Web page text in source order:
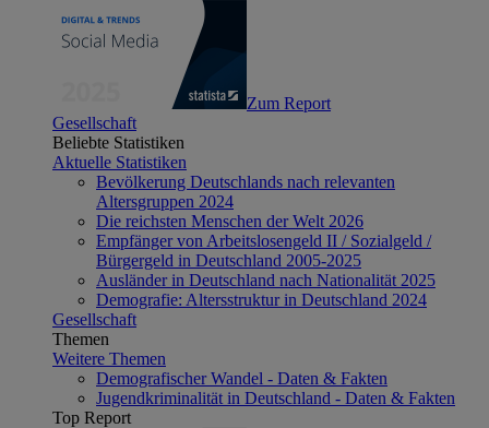
Zum Report
Gesellschaft
Beliebte Statistiken
Aktuelle Statistiken
Bevölkerung Deutschlands nach relevanten
Altersgruppen 2024
Die reichsten Menschen der Welt 2026
Empfänger von Arbeitslosengeld II / Sozialgeld /
Bürgergeld in Deutschland 2005-2025
Ausländer in Deutschland nach Nationalität 2025
Demografie: Altersstruktur in Deutschland 2024
Gesellschaft
Themen
Weitere Themen
Demografischer Wandel - Daten & Fakten
Jugendkriminalität in Deutschland - Daten & Fakten
Top Report